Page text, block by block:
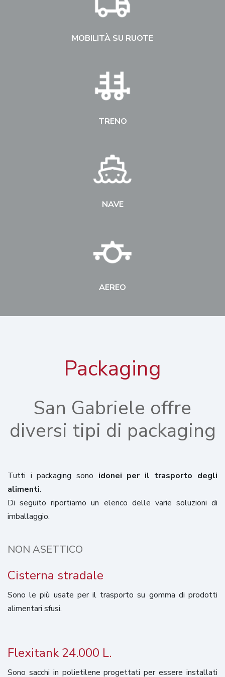
MOBILITÀ SU RUOTE
TRENO
NAVE
AEREO
Packaging
San Gabriele offre
diversi tipi di packaging
Tutti i packaging sono idonei per il trasporto degli
alimenti.
Di seguito riportiamo un elenco delle varie soluzioni di
imballaggio.
NON ASETTICO
Cisterna stradale
Sono le più usate per il trasporto su gomma di prodotti
alimentari sfusi.
Flexitank 24.000 L.
Sono sacchi in polietilene progettati per essere installati